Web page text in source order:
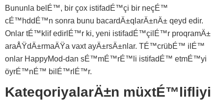
Bununla belÉ™, bir çox istifadÉ™çi bir neçÉ™
cÉ™hddÉ™n sonra bunu bacardÄ±qlarÄ±nÄ± qeyd edir.
Onlar tÉ™klif edirlÉ™r ki, yeni istifadÉ™çilÉ™r proqramÄ±
araÅŸdÄ±rmaÄŸa vaxt ayÄ±rsÄ±nlar. TÉ™crübÉ™ ilÉ™
onlar HappyMod-dan sÉ™mÉ™rÉ™li istifadÉ™ etmÉ™yi
öyrÉ™nÉ™ bilÉ™rlÉ™r.
KateqoriyalarÄ±n müxtÉ™lifliyi